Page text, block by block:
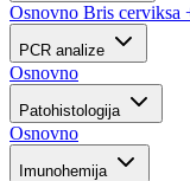
Osnovno Bris cerviksa
PCR analize
Osnovno
Patohistologija
Osnovno
Imunohemija